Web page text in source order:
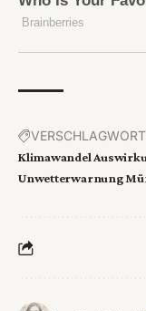
Klimawandel
Unwetterwarnung